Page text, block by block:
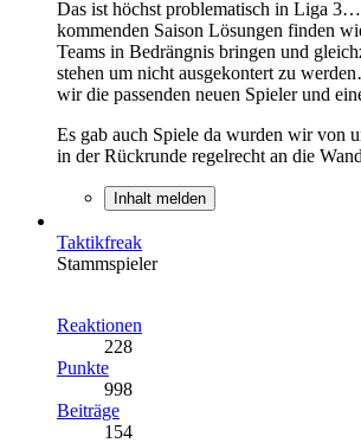
Das ist höchst problematisch in Liga
kommenden Saison Lösungen finden
Teams in Bedrängnis bringen und
stehen um nicht ausgekontert zu
wir die passenden neuen Spieler und
Es gab auch Spiele da wurden wir von
in der Rückrunde regelrecht an die
Inhalt melden
Taktikfreak
Stammspieler
Reaktionen
228
Punkte
998
Beiträge
154